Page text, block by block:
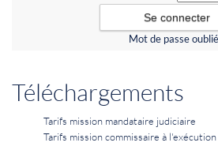
Mot de passe
Téléchargements
Tarifs mission mandataire judiciaire
Tarifs mission commissaire à